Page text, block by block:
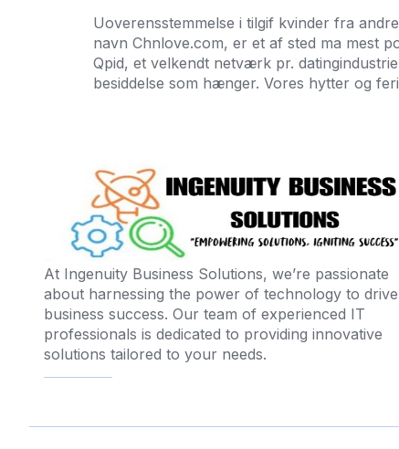
Uoverensstemmelse i tilgif kvinder fra
navn Chnlove.com, er et af sted ma mest
Qpid, et velkendt netværk pr.
besiddelse som hænger. Vores hytter og
At Ingenuity Business Solutions, we’re passionate
about harnessing the power of technology to drive
business success. Our team of experienced IT
professionals is dedicated to providing innovative
solutions tailored to your needs.